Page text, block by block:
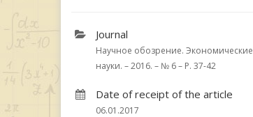
Journal
Научное обозрение. Экономические
науки. – 2016. – № 6 – P. 37-42
Date of receipt of the article
06.01.2017